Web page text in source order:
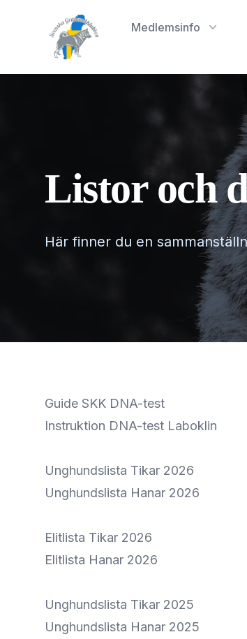
Svenska Gråhundklubben
Medlemsinfo
Listor och
Här finner du en
Guide SKK DNA-test
Instruktion DNA-test Laboklin
Unghundslista Tikar 2026
Unghundslista Hanar 2026
Elitlista Tikar 2026
Elitlista Hanar 2026
Unghundslista Tikar 2025
Unghundslista Hanar 2025